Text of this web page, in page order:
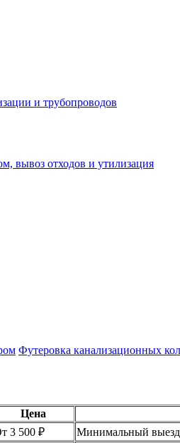
и трубопроводов
вывоз отходов и утилизация
Футеровка канализационных
Цена
3 500 ₽
Минимальный